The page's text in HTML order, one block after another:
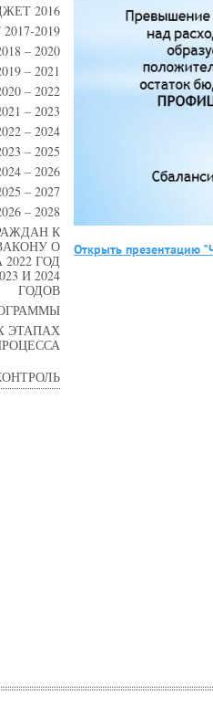
Открыть презентацию
2016
2019
– 2020
– 2021
– 2022
– 2023
– 2024
– 2025
– 2026
– 2027
– 2028
К
О
ГОД
И 2024
ГОДОВ
ЭТАПАХ